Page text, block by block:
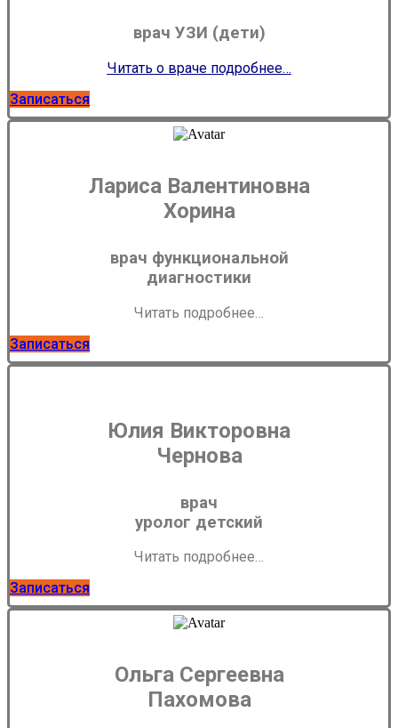
врач УЗИ (дети)
Читать о враче подробнее…
Записаться
Лариса Валентиновна
Хорина
врач функциональной
диагностики
Читать подробнее…
Записаться
Юлия Викторовна
Чернова
врач
уролог детский
Читать подробнее…
Записаться
Ольга Сергеевна
Пахомова